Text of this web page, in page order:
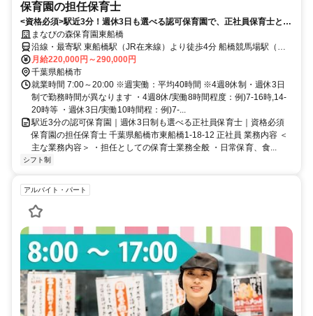
保育園の担任保育士
<資格必須>駅近3分！週休3日も選べる認可保育園で、正社員保育士とし
て活躍しませんか。
まなびの森保育園東船橋
沿線・最寄駅 東船橋駅（JR在来線）より徒歩4分 船橋競馬場駅（京
成本線）より徒歩16分 大神宮下駅（京成本線）より徒歩17分
月給220,000円～290,000円
千葉県船橋市
就業時間 7:00～20:00 ※週実働：平均40時間 ※4週8休制・週休3日
制で勤務時間が異なります ・4週8休/実働8時間程度：例)7-16時,14-
20時等 ・週休3日/実働10時間程：例)7-...
駅近3分の認可保育園｜週休3日制も選べる正社員保育士｜資格必須
保育園の担任保育士 千葉県船橋市東船橋1-18-12 正社員 業務内容 ＜
主な業務内容＞ ・担任としての保育士業務全般 ・日常保育、食...
シフト制
アルバイト・パート